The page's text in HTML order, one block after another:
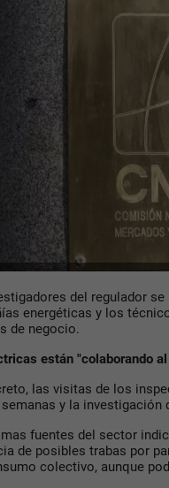
del regulador
energéticas y los
de negocio.
están "colaborando
las visitas de los
y la investigación
fuentes del sector
de posibles trabas por
colectivo, aunque